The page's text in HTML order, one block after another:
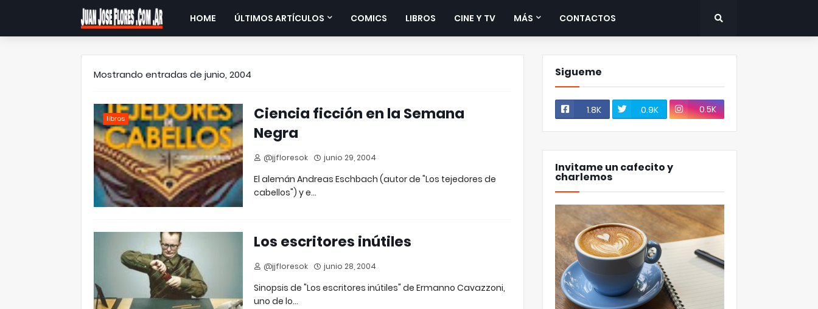
HOME ÚLTIMOS ARTÍCULOS COMICS LIBROS CINE Y TV MÁS CONTACTOS
Mostrando entradas de junio, 2004
libros
Ciencia ficción en la Semana
Negra
@jjfloresok junio 29, 2004
El alemán Andreas Eschbach (autor de "Los tejedores de
cabellos") y e…
Los escritores inútiles
@jjfloresok junio 28, 2004
Sinopsis de "Los escritores inútiles" de Ermanno Cavazzoni,
uno de lo…
Sigueme
1.8K 0.9K 0.5K
Invitame un cafecito y
charlemos